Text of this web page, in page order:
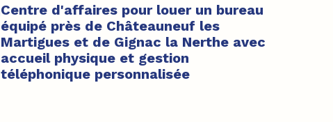
Centre d'affaires pour louer un bureau
équipé près de Châteauneuf les
Martigues et de Gignac la Nerthe avec
accueil physique et gestion
téléphonique personnalisée